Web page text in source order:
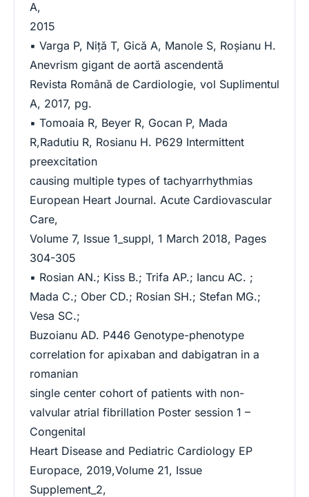
A,
2015
▪ Varga P, Niţă T, Gică A, Manole S, Roşianu H.
Anevrism gigant de aortă ascendentă
Revista Română de Cardiologie, vol Suplimentul
A, 2017, pg.
▪ Tomoaia R, Beyer R, Gocan P, Mada
R,Radutiu R, Rosianu H. P629 Intermittent
preexcitation
causing multiple types of tachyarrhythmias
European Heart Journal. Acute Cardiovascular
Care,
Volume 7, Issue 1_suppl, 1 March 2018, Pages
304-305
▪ Rosian AN.; Kiss B.; Trifa AP.; Iancu AC. ;
Mada C.; Ober CD.; Rosian SH.; Stefan MG.;
Vesa SC.;
Buzoianu AD. P446 Genotype-phenotype
correlation for apixaban and dabigatran in a
romanian
single center cohort of patients with non-
valvular atrial fibrillation Poster session 1 –
Congenital
Heart Disease and Pediatric Cardiology EP
Europace, 2019,Volume 21, Issue
Supplement_2,